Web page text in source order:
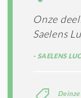
Onze
Saelens
SAELENS
Deinze